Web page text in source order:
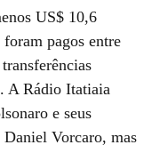
US$ 10,6
pagos entre
A Rádio Itatiaia
e seus
Daniel Vorcaro, mas